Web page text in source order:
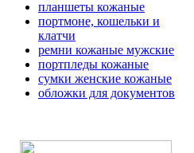
планшеты кожаные
портмоне, кошельки и
клатчи
ремни кожаные мужские
портпледы кожаные
сумки женские кожаные
обложки для документов